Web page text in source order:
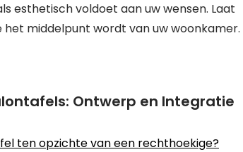
esthetisch voldoet aan uw wensen. Laat
middelpunt wordt van uw woonkamer.
Ontwerp en Integratie
ten opzichte van een rechthoekige?